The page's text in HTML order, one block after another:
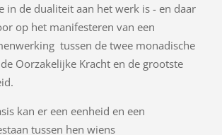
in de dualiteit aan het werk is - en daar
op het manifesteren van een
tussen de twee monadische
Oorzakelijke Kracht en de grootste
kan er een eenheid en een
tussen hen wiens